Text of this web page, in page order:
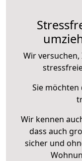
Wir
Sie möchten
Wir kennen
dass auch
sicher und